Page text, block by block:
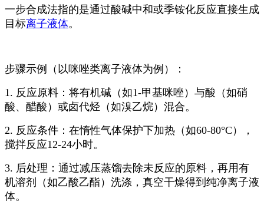
一步合成法指的是通过酸碱中和或季铵化反应直接生成
目标离子液体。
步骤示例（以咪唑类离子液体为例）：
1. 反应原料：将有机碱（如1-甲基咪唑）与酸（如硝
酸、醋酸）或卤代烃（如溴乙烷）混合。
2. 反应条件：在惰性气体保护下加热（如60-80°C），
搅拌反应12-24小时。
3. 后处理：通过减压蒸馏去除未反应的原料，再用有
机溶剂（如乙酸乙酯）洗涤，真空干燥得到纯净离子液
体。